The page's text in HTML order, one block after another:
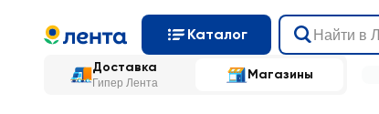
Каталог
Доставка
Гипер Лента
Магазины